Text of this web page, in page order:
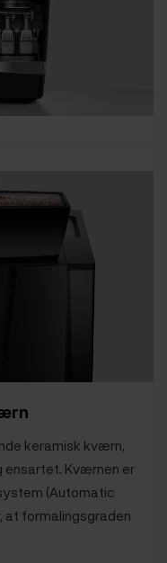
keramisk kværn,
Kværnen er
(Automatic
at formalingsgraden